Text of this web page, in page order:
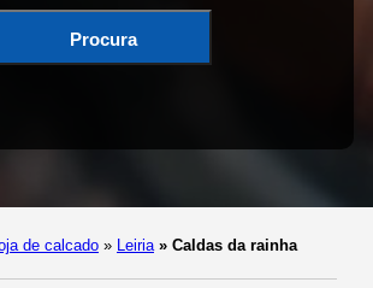
Procura
de calcado » Leiria » Caldas da rainha